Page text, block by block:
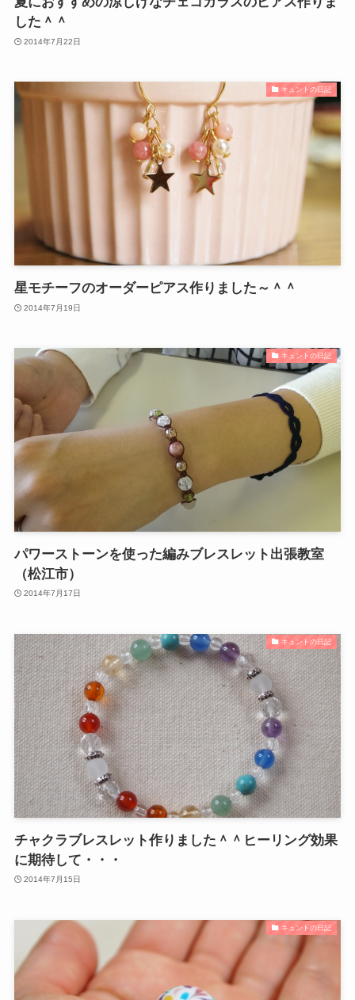
した＾＾
2014年7月22日
キュントの日記
星モチーフのオーダーピアス作りました～＾＾
2014年7月19日
キュントの日記
パワーストーンを使った編みブレスレット出張教室
（松江市）
2014年7月17日
キュントの日記
チャクラブレスレット作りました＾＾ヒーリング効果
に期待して・・・
2014年7月15日
キュントの日記